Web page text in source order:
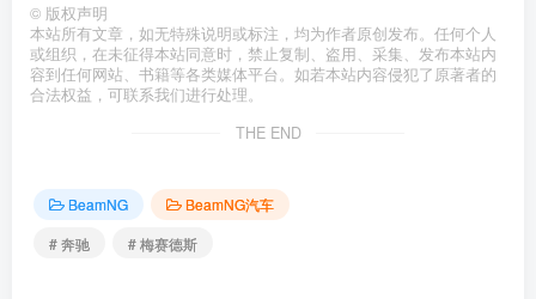
© 版权声明
本站所有文章，如无特殊说明或标注，均为作者原创发布。任何个人
或组织，在未征得本站同意时，禁止复制、盗用、采集、发布本站内
容到任何网站、书籍等各类媒体平台。如若本站内容侵犯了原著者的
合法权益，可联系我们进行处理。
THE END
BeamNG
BeamNG汽车
# 奔驰
# 梅赛德斯